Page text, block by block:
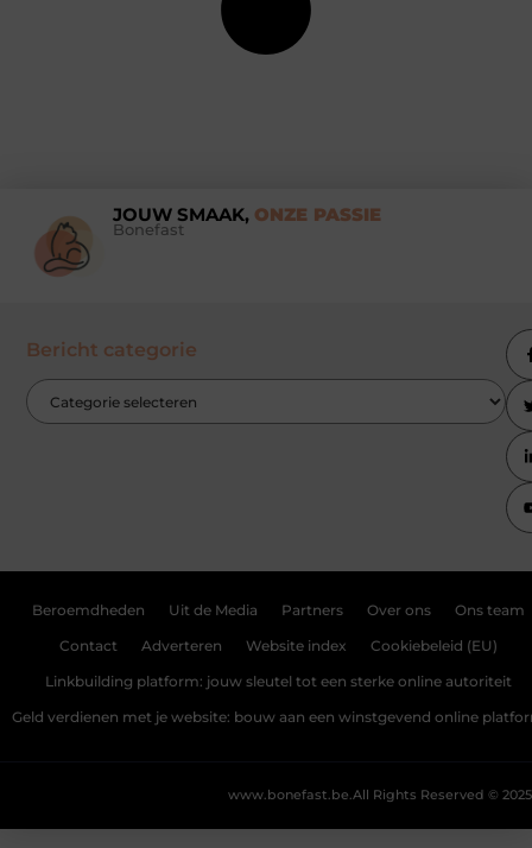
JOUW SMAAK, ONZE PASSIE
Bonefast
Bericht categorie
Beroemdheden Uit de Media Partners Over ons Ons team
Contact Adverteren Website index Cookiebeleid (EU)
Linkbuilding platform: jouw sleutel tot een sterke online autoriteit
Geld verdienen met je website: bouw aan een winstgevend online
All Rights Reserved © 2025
www.bonefast.be.